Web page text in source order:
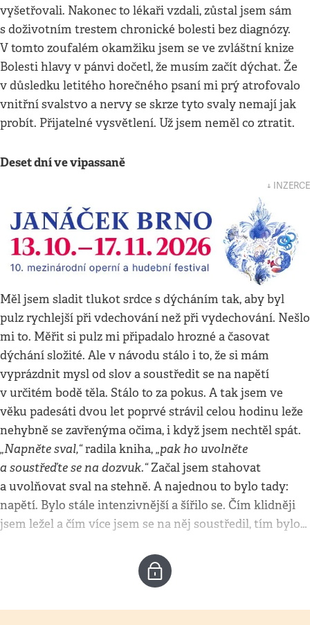
vyšetřovali. Nakonec to lékaři vzdali, zůstal jsem sám
s doživotním trestem chronické bolesti bez diagnózy.
V tomto zoufalém okamžiku jsem se ve zvláštní knize
Bolesti hlavy v pánvi dočetl, že musím začít dýchat. Že
v důsledku letitého horečného psaní mi prý atrofovalo
vnitřní svalstvo a nervy se skrze tyto svaly nemají jak
probít. Přijatelné vysvětlení. Už jsem neměl co ztratit.
Deset dní ve vipassaně
↓ INZERCE
Měl jsem sladit tlukot srdce s dýcháním tak, aby byl
pulz rychlejší při vdechování než při vydechování. Nešlo
mi to. Měřit si pulz mi připadalo hrozné a časovat
dýchání složité. Ale v návodu stálo i to, že si mám
vyprázdnit mysl od slov a soustředit se na napětí
v určitém bodě těla. Stálo to za pokus. A tak jsem ve
věku padesáti dvou let poprvé strávil celou hodinu leže
nehybně se zavřenýma očima, i když jsem nechtěl spát.
„Napněte sval,“radila kniha,„pak ho uvolněte
a soustřeďte se na dozvuk.“Začal jsem stahovat
a uvolňovat sval na stehně. A najednou to bylo tady:
napětí. Bylo stále intenzivnější a šířilo se. Čím klidněji
jsem ležel a čím více jsem se na něj soustředil, tím bylo…